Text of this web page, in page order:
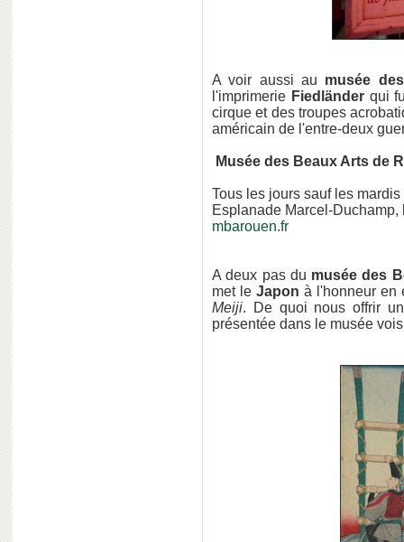
A voir aussi au musée
l'imprimerie Fiedländerqui
cirque et des troupes
américain de l'entre-deux
Musée des Beaux Arts de
Tous les jours sauf les mardis
Esplanade Marcel-Duchamp,
mbarouen.fr
A deux pas du musée des
met le Japon à l'honneur en
Meiji. De quoi nous offrir
présentée dans le musée